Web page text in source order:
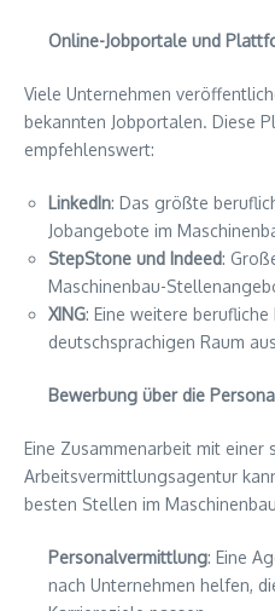
Online-Jobportale und
Viele Unternehmen
bekannten Jobportalen. Diese
empfehlenswert:
LinkedIn: Das größte
Jobangebote im
StepStone und Indeed:
Maschinenbau-
XING: Eine weitere
deutschsprachigen Raum
Bewerbung über die
Eine Zusammenarbeit mit
Arbeitsvermittlungsagentur
besten Stellen im
Personalvermittlung: Eine
nach Unternehmen helfen,